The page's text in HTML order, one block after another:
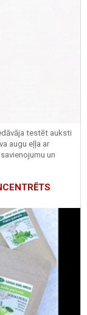
testēt auksti
augu eļļa ar
un